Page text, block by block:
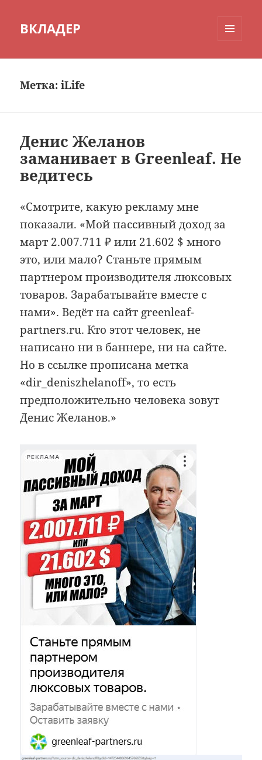
ВКЛАДЕР
Метка:iLife
Денис Желанов
заманивает в Greenleaf. Не
ведитесь
«Смотрите, какую рекламу мне
показали. «Мой пассивный доход за
март 2.007.711 ₽ или 21.602 $ много
это, или мало? Станьте прямым
партнером производителя люксовых
товаров. Зарабатывайте вместе с
нами». Ведёт на сайт greenleaf-
partners.ru. Кто этот человек, не
написано ни в баннере, ни на сайте.
Но в ссылке прописана метка
«dir_deniszhelanoff», то есть
предположительно человека зовут
Денис Желанов.»